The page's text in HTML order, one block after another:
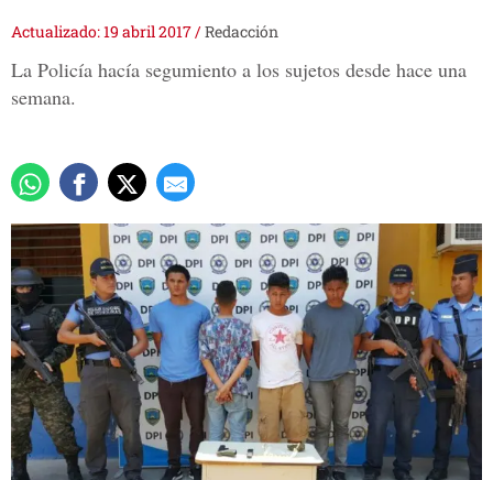
Actualizado: 19 abril 2017/Redacción
La Policía hacía segumiento a los sujetos desde hace una
semana.